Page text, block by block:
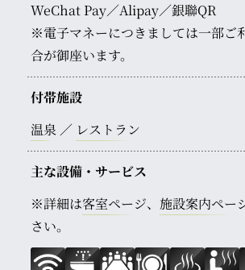
WeChat Pay／Alipay／銀聯QR
※電子マネーにつきましては一部ご
合が御座います。
付帯施設
温泉
レストラン
主な設備・サービス
※詳細は客室ページ、 施設案内ペー
さい。